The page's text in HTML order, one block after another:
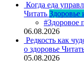
Когда еда
Читать Здоровье
#Здоровое
06.08.2026
Редкость как
о здоровье
05.08.2026